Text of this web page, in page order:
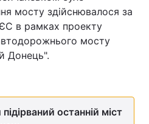
мосту здійснювалося за
в рамках проекту
мосту
Донець".
останній міст